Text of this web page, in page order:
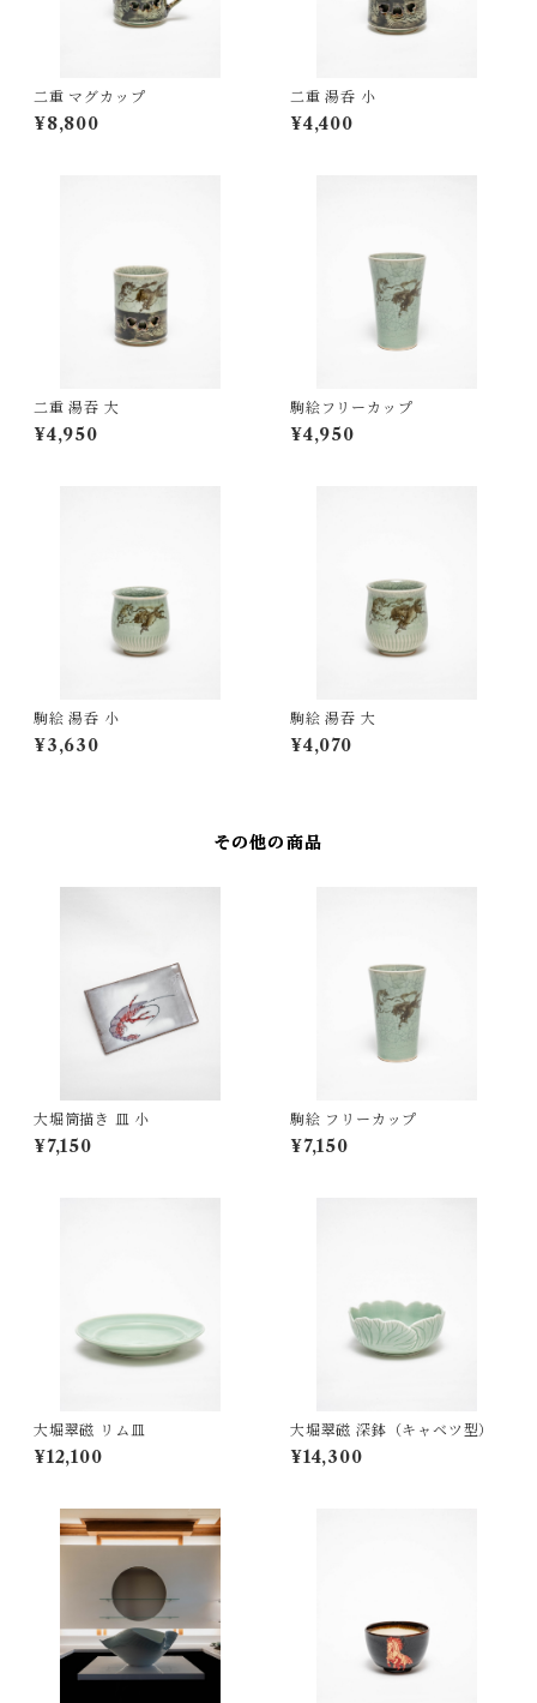
二重 マグカップ
¥8,800
二重 湯呑 小
¥4,400
二重 湯吞 大
¥4,950
駒絵フリーカップ
¥4,950
駒絵 湯呑 小
¥3,630
駒絵 湯吞 大
¥4,070
その他の商品
大堀筒描き 皿 小
¥7,150
駒絵 フリーカップ
¥7,150
大堀翠磁 リム皿
¥12,100
大堀翠磁 深鉢（キャベツ型）
¥14,300